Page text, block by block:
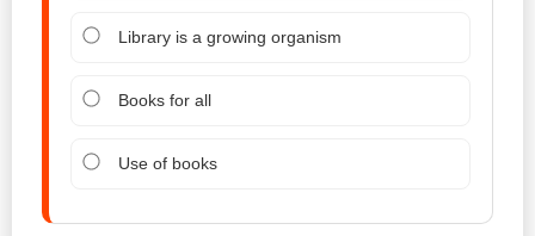
Library is a growing organism
Books for all
Use of books